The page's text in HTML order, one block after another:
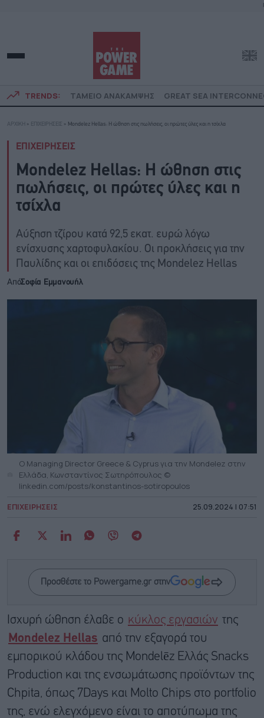
TRENDS: ΤΑΜΕΙΟ ΑΝΑΚΑΜΨΗΣ GREAT SEA
ΑΡΧΙΚΗ » ΕΠΙΧΕΙΡΗΣΕΙΣ » Mondelez Hellas: Η ώθηση στις πωλήσεις, οι πρώτες ύλες και η τσίχλα
ΕΠΙΧΕΙΡΗΣΕΙΣ
Mondelez Hellas: Η ώθηση στις
πωλήσεις, οι πρώτες ύλες και η
τσίχλα
Αύξηση τζίρου κατά 92,5 εκατ. ευρώ λόγω
ενίσχυσης χαρτοφυλακίου. Οι προκλήσεις για την
Παυλίδης και οι επιδόσεις της Mondelez Hellas
ΑπόΣοφία Εμμανουήλ
Ο Managing Director Greece & Cyprus για την Mondelez στην
Ελλάδα, Κωνσταντίνος Σωτηρόπουλος ©
linkedin.com/posts/konstantinos-sotiropoulos
ΕΠΙΧΕΙΡΗΣΕΙΣ 25.09.2024 | 07:51
Προσθέστε το Powergame.gr στην
Ισχυρή ώθηση έλαβε ο κύκλος εργασιών της
Mondelez Hellas από την εξαγορά του
εμπορικού κλάδου της Mondelēz Eλλάς Snacks
Production και της ενσωμάτωσης προϊόντων της
Chpita, όπως 7Days και Molto Chips στο portfolio
της, ενώ ελεγχόμενο είναι το αποτύπωμα της